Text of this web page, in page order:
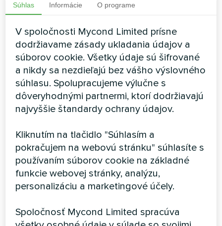
Podlahový termostat Mycond
New Touch
Elegantný dizajn sa hodí do moderných interiérov. Vďaka
kontrastnému displeju si môžete ľahko nastaviť vlastnú
klímu vo dne aj v noci. Tento termostat ovláda vodné
alebo elektrické podlahové vykurovanie.
Programovateľný režim umožňuje šetriť náklady
časový interval
Súhlas Informácie O programe
V spoločnosti Mycond Limited prísne
dodržiavame zásady ukladania údajov a
súborov cookie. Všetky údaje sú šifrované
a nikdy sa nezdieľajú bez vášho výslovného
súhlasu. Spolupracujeme výlučne s
dôveryhodnými partnermi, ktorí dodržiavajú
najvyššie štandardy ochrany údajov.
Kliknutím na tlačidlo "Súhlasím a
pokračujem na webovú stránku" súhlasíte s
používaním súborov cookie na základné
funkcie webovej stránky, analýzu,
personalizáciu a marketingové účely.
Spoločnosť Mycond Limited spracúva